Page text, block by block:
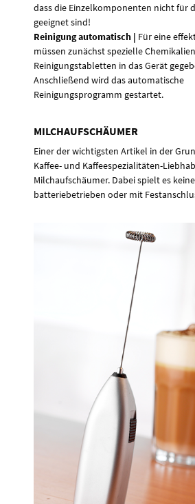
dass die Einzelkomponenten nicht für
geeignet sind!
Reinigung automatisch | Für eine
müssen zunächst spezielle
Reinigungstabletten in das Gerät
Anschließend wird das automatische
Reinigungsprogramm gestartet.
MILCHAUFSCHÄUMER
Einer der wichtigsten Artikel in der
Kaffee- und Kaffeespezialitäten-
Milchaufschäumer. Dabei spielt es
batteriebetrieben oder mit